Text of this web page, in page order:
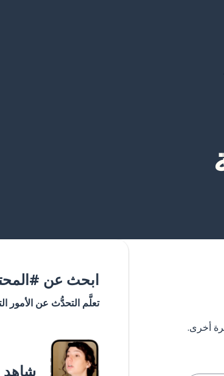
ابحث عن
تعلَّم التحدُّث عن الأمور
شاهد